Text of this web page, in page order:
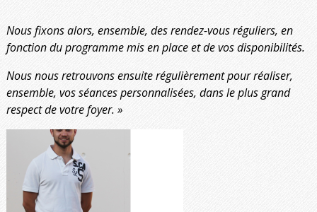
Nous fixons alors, ensemble, des rendez-vous réguliers, en
fonction du programme mis en place et de vos disponibilités.
Nous nous retrouvons ensuite régulièrement pour réaliser,
ensemble, vos séances personnalisées, dans le plus grand
respect de votre foyer. »